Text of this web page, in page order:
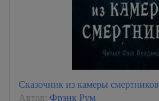
Сказочник из камеры смертников
Автор: Фрэнк Рум